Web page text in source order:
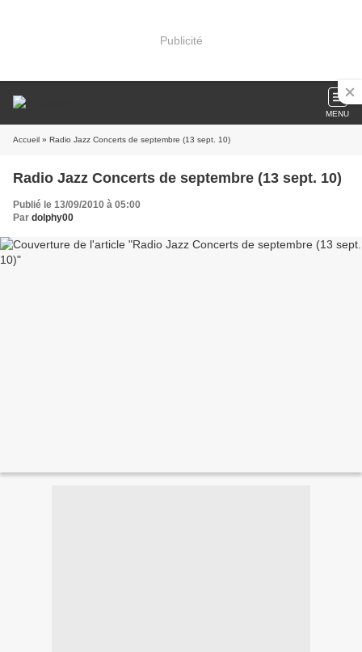
Publicité
MENU
Accueil » Radio Jazz Concerts de septembre (13 sept. 10)
Radio Jazz Concerts de septembre (13 sept. 10)
Publié le 13/09/2010 à 05:00
Par dolphy00